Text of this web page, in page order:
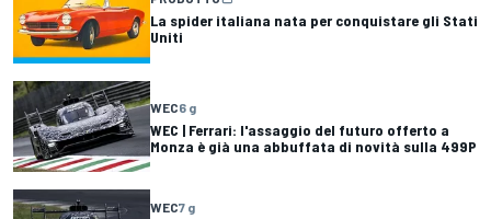
La spider italiana nata per conquistare gli Stati
Uniti
WEC6 g
WEC | Ferrari: l'assaggio del futuro offerto a
Monza è già una abbuffata di novità sulla 499P
WEC7 g